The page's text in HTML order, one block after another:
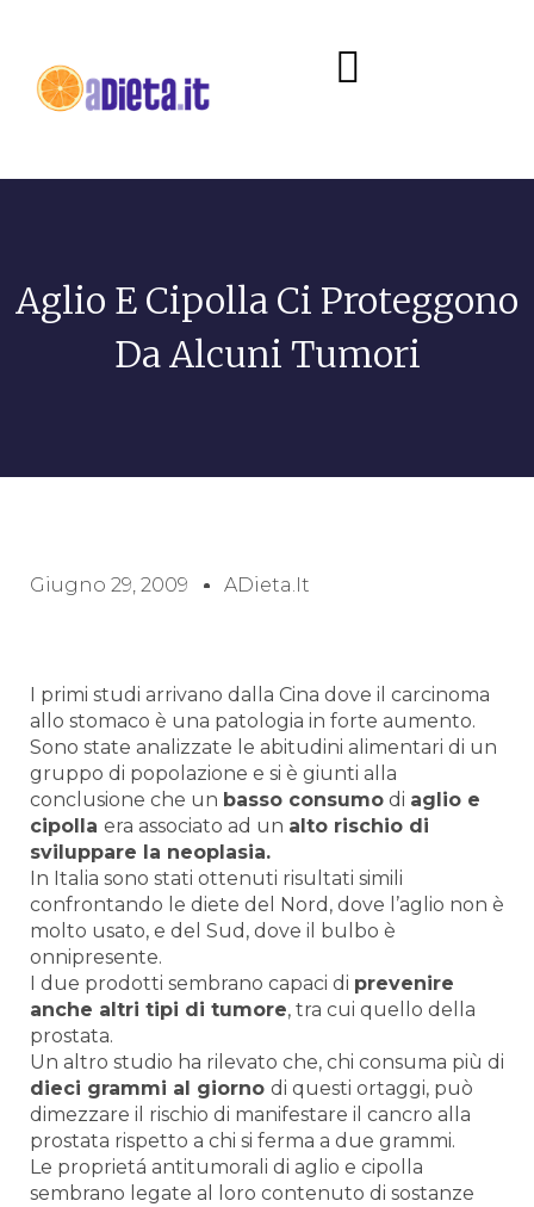
Aglio E Cipolla Ci Proteggono
Da Alcuni Tumori
Giugno 29, 2009 ADieta.it
I primi studi arrivano dalla Cina dove il carcinoma
allo stomaco è una patologia in forte aumento.
Sono state analizzate le abitudini alimentari di un
gruppo di popolazione e si è giunti alla
conclusione che un basso consumo di aglio e
cipolla era associato ad un alto rischio di
sviluppare la neoplasia.
In Italia sono stati ottenuti risultati simili
confrontando le diete del Nord, dove l’aglio non è
molto usato, e del Sud, dove il bulbo è
onnipresente.
I due prodotti sembrano capaci di prevenire
anche altri tipi di tumore, tra cui quello della
prostata.
Un altro studio ha rilevato che, chi consuma più di
dieci grammi al giorno di questi ortaggi, può
dimezzare il rischio di manifestare il cancro alla
prostata rispetto a chi si ferma a due grammi.
Le proprietá antitumorali di aglio e cipolla
sembrano legate al loro contenuto di sostanze